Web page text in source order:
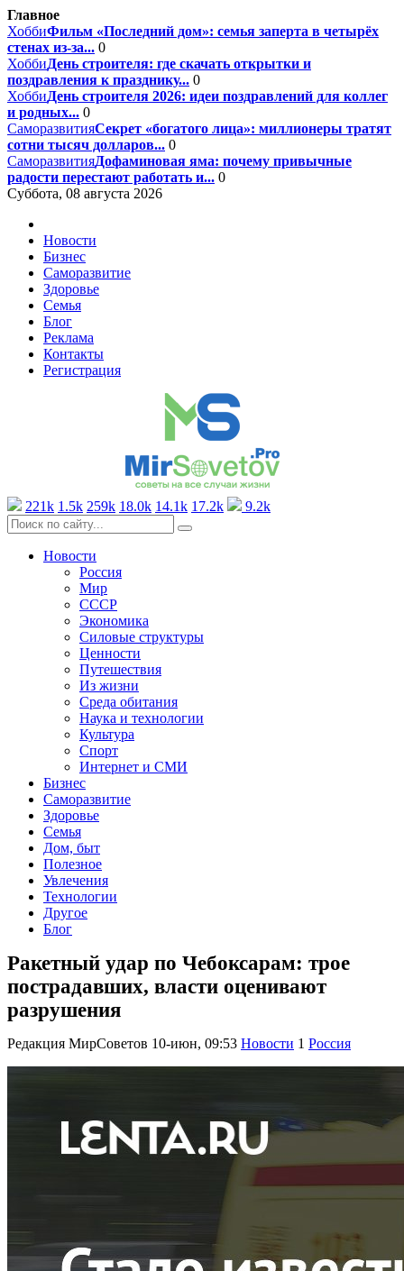
Главное
ХоббиФильм «Последний дом»: семья заперта в четырёх
стенах из-за... 0
ХоббиДень строителя: где скачать открытки и
поздравления к празднику... 0
ХоббиДень строителя 2026: идеи поздравлений для коллег
и родных... 0
СаморазвитияСекрет «богатого лица»: миллионеры тратят
сотни тысяч долларов... 0
СаморазвитияДофаминовая яма: почему привычные
радости перестают работать и... 0
Суббота, 08 августа 2026
Новости
Бизнес
Саморазвитие
Здоровье
Семья
Блог
Реклама
Контакты
Регистрация
221k 1.5k 259k 18.0k 14.1k 17.2k 9.2k
Новости
Россия
Мир
СССР
Экономика
Силовые структуры
Ценности
Путешествия
Из жизни
Среда обитания
Наука и технологии
Культура
Спорт
Интернет и СМИ
Бизнес
Саморазвитие
Здоровье
Семья
Дом, быт
Полезное
Увлечения
Технологии
Другое
Блог
Ракетный удар по Чебоксарам: трое
пострадавших, власти оценивают
разрушения
Редакция МирСоветов 10-июн, 09:53 Новости 1 Россия